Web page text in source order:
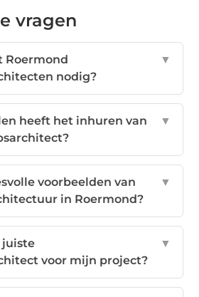
vragen
Roermond
nodig?
▼
heeft het inhuren van
▼
voorbeelden van
in Roermond?
▼
juiste
voor mijn project?
▼